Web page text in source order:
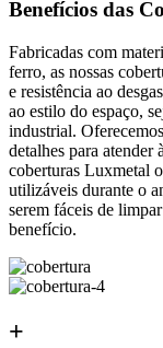
Benefícios das
Fabricadas com
ferro, as nossas
e resistência ao
ao estilo do espaço,
industrial.
detalhes para atender
coberturas Luxmetal
utilizáveis durante o
serem fáceis de
benefício.
+